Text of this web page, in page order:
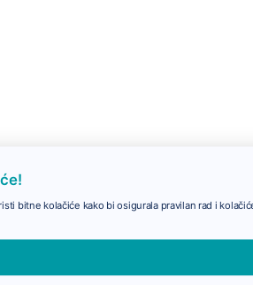
bitne kolačiće kako bi osigurala pravilan rad i